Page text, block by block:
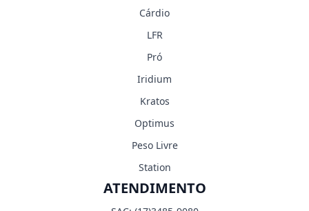
Cárdio
LFR
Pró
Iridium
Kratos
Optimus
Peso Livre
Station
ATENDIMENTO